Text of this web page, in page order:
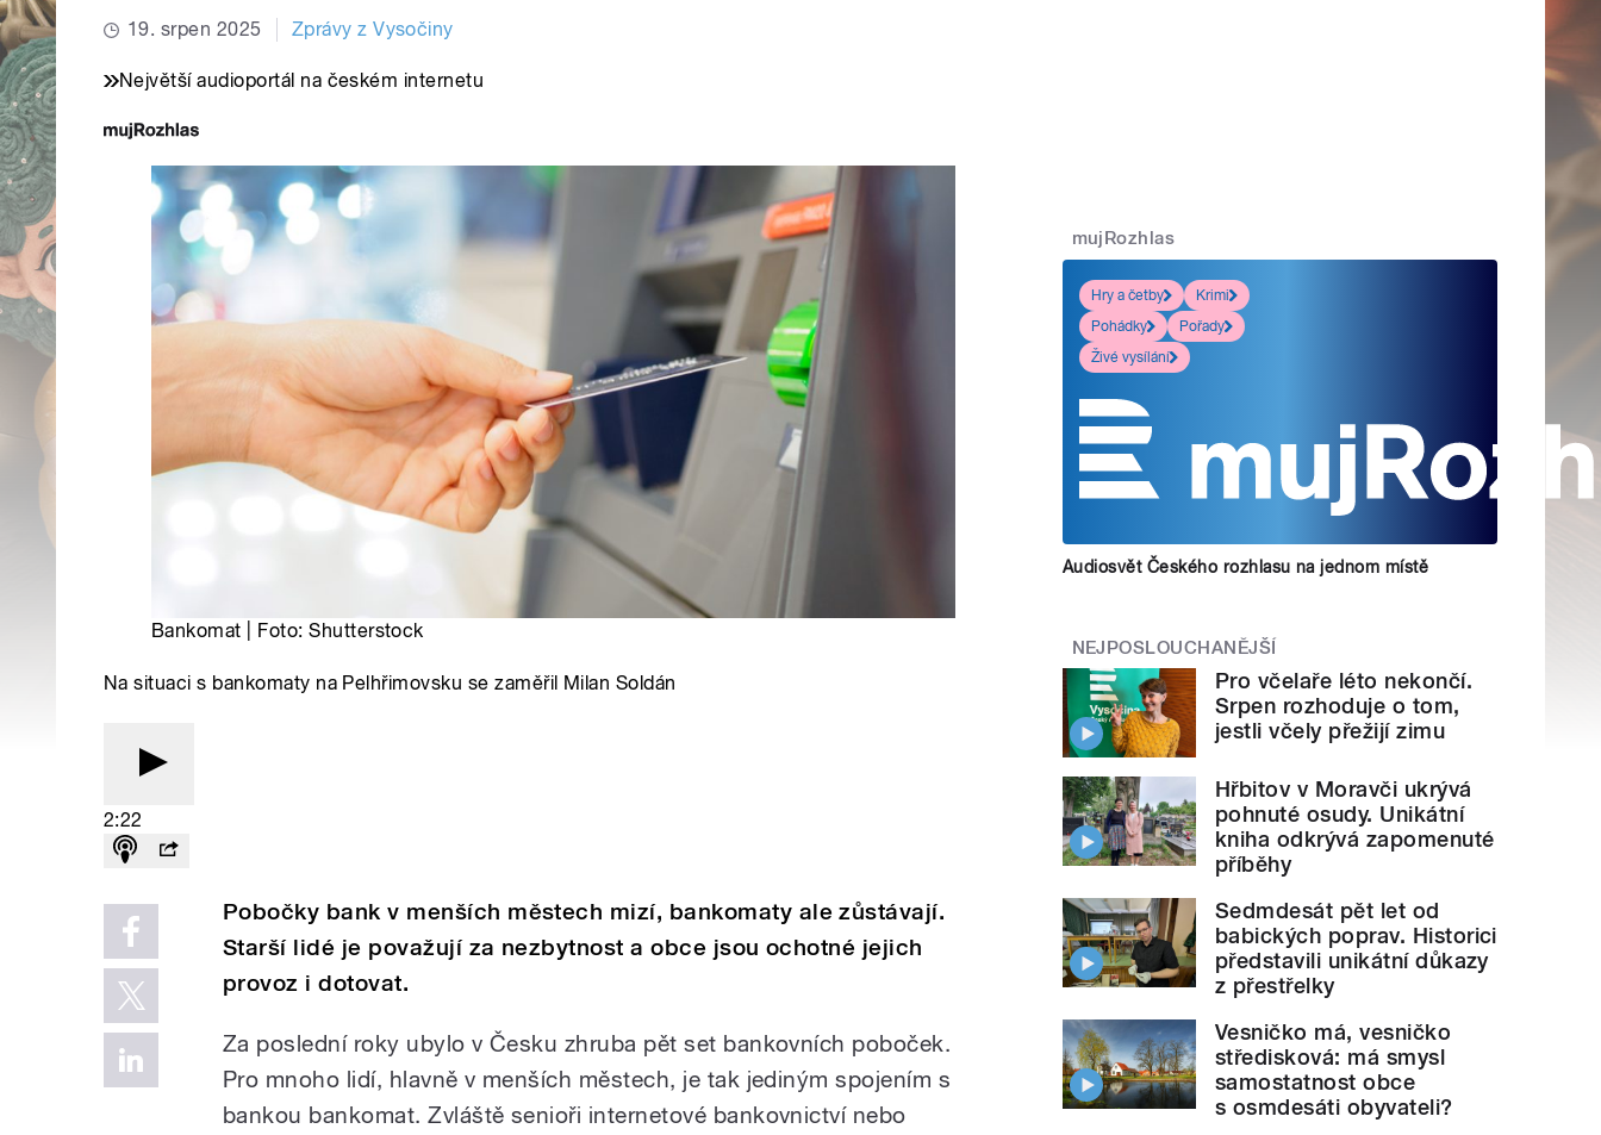
19. srpen 2025 Zprávy z Vysočiny
Největší audioportál na českém internetu
Bankomat | Foto: Shutterstock
Na situaci s bankomaty na Pelhřimovsku se zaměřil Milan Soldán
2:22
Pobočky bank v menších městech mizí, bankomaty ale zůstávají.
Starší lidé je považují za nezbytnost a obce jsou ochotné jejich
provoz i dotovat.
Za poslední roky ubylo v Česku zhruba pět set bankovních poboček.
Pro mnoho lidí, hlavně v menších městech, je tak jediným spojením s
bankou bankomat. Zvláště senioři internetové bankovnictví nebo
mujRozhlas
Hry a četby
Krimi
Pohádky
Pořady
Živé vysílání
Audiosvět Českého rozhlasu na jednom místě
NEJPOSLOUCHANĚJŠÍ
Pro včelaře léto nekončí.
Srpen rozhoduje o tom,
jestli včely přežijí zimu
Hřbitov v Moravči ukrývá
pohnuté osudy. Unikátní
kniha odkrývá zapomenuté
příběhy
Sedmdesát pět let od
babických poprav. Historici
představili unikátní důkazy
z přestřelky
Vesničko má, vesničko
středisková: má smysl
samostatnost obce
s osmdesáti obyvateli?